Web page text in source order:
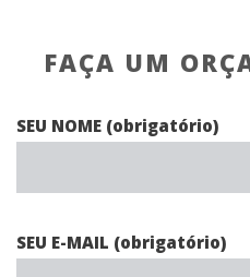
FAÇA UM
SEU NOME (obrigatório)
SEU E-MAIL (obrigatório)